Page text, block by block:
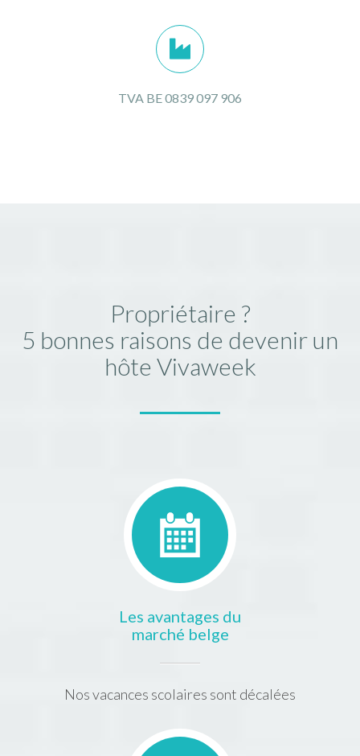
TVA BE 0839 097 906
Propriétaire ?
5 bonnes raisons de devenir un
hôte Vivaweek
Les avantages du
marché belge
Nos vacances scolaires sont décalées